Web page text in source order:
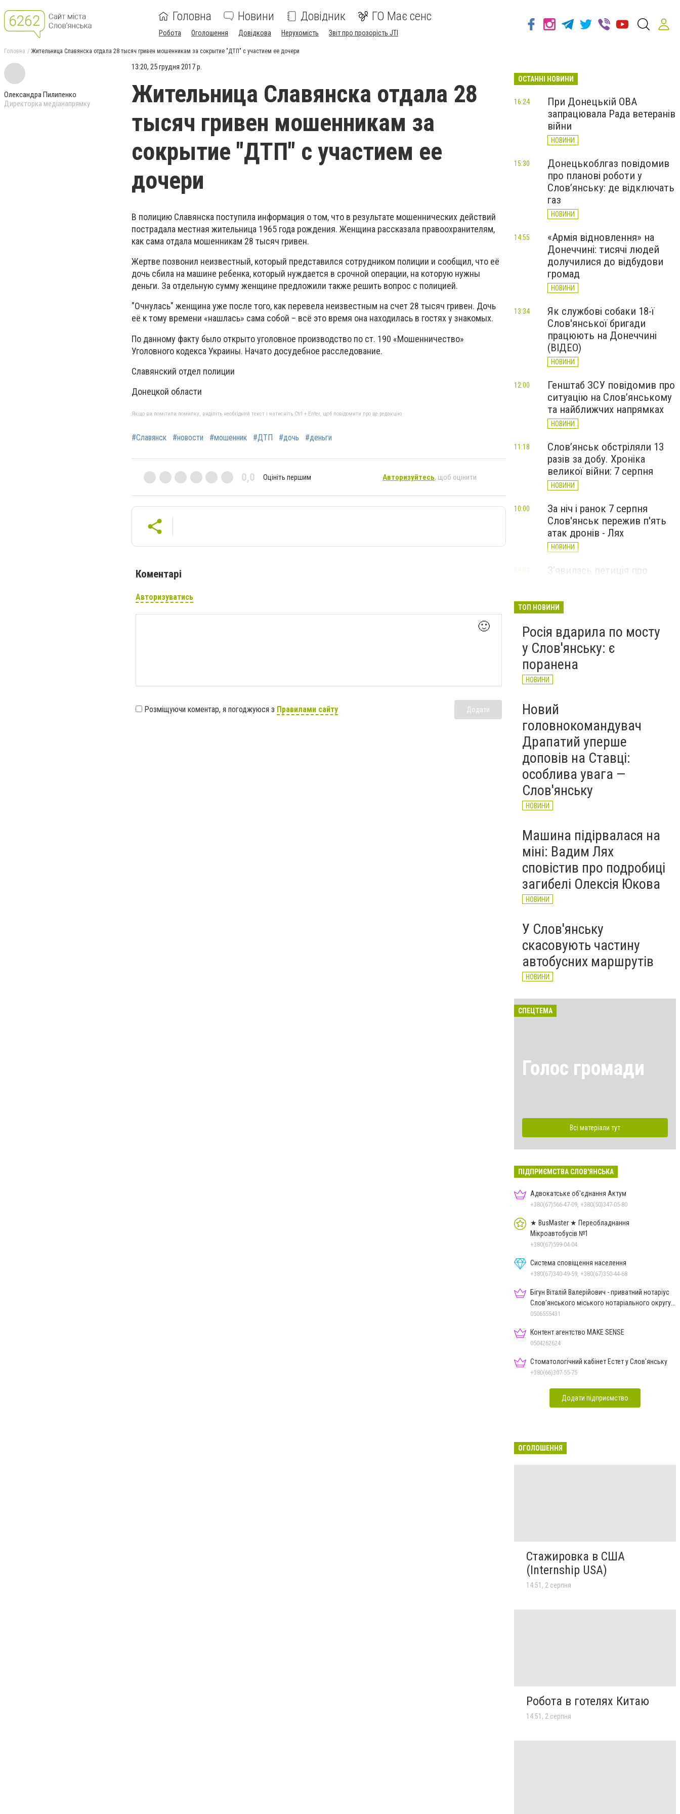
Головна Новини Довідник ГО Має сенс
Робота Оголошення Довідкова Нерухомість Звіт про прозорість JTI
Головна Жительница Славянска отдала 28 тысяч гривен мошенникам за сокрытие "ДТП" с участием ее дочери
Олександра Пилипенко
Директорка медіанапрямку
13:20, 25 грудня 2017 р.
Жительница Славянска отдала 28
тысяч гривен мошенникам за
сокрытие "ДТП" с участием ее
дочери
В полицию Славянска поступила информация о том, что в результате мошеннических действий
пострадала местная жительница 1965 года рождения. Женщина рассказала правоохранителям,
как сама отдала мошенникам 28 тысяч гривен.
Жертве позвонил неизвестный, который представился сотрудником полиции и сообщил, что её
дочь сбила на машине ребенка, который нуждается в срочной операции, на которую нужны
деньги. За отдельную сумму женщине предложили также решить вопрос с полицией.
"Очнулась" женщина уже после того, как перевела неизвестным на счет 28 тысяч гривен. Дочь
её к тому времени «нашлась» сама собой – всё это время она находилась в гостях у знакомых.
По данному факту было открыто уголовное производство по ст. 190 «Мошенничество»
Уголовного кодекса Украины. Начато досудебное расследование.
Славянский отдел полиции
Донецкой области
Якщо ви помітили помилку, виділіть необхідний текст і натисніть Ctrl + Enter, щоб повідомити про це редакцію
#Славянск #новости #мошенник #ДТП #дочь #деньги
0,0 Оцініть першим Авторизуйтесь, щоб оцінити
Коментарі
Авторизуватись
🙂
Розміщуючи коментар, я погоджуюся з Правилами сайту Додати
ОСТАННІ НОВИНИ
При Донецькій ОВА
запрацювала Рада ветеранів
війни
НОВИНИ
16:24
Донецькоблгаз повідомив
про планові роботи у
Слов’янську: де відключать
газ
НОВИНИ
15:30
«Армія відновлення» на
Донеччині: тисячі людей
долучилися до відбудови
громад
НОВИНИ
14:55
Як службові собаки 18-ї
Слов'янської бригади
працюють на Донеччині
(ВІДЕО)
НОВИНИ
13:34
Генштаб ЗСУ повідомив про
ситуацію на Слов’янському
та найближчих напрямках
НОВИНИ
12:00
Слов’янськ обстріляли 13
разів за добу. Хроніка
великої війни: 7 серпня
НОВИНИ
11:18
За ніч і ранок 7 серпня
Слов'янськ пережив п'ять
атак дронів - Лях
НОВИНИ
10:00
З’явилась петиція про
(посмертно)
09:02
ТОП НОВИНИ
Росія вдарила по мосту
у Слов'янську: є
поранена
НОВИНИ
Новий
головнокомандувач
Драпатий уперше
доповів на Ставці:
особлива увага —
Слов'янську
НОВИНИ
Машина підірвалася на
міні: Вадим Лях
сповістив про подробиці
загибелі Олексія Юкова
НОВИНИ
У Слов'янську
скасовують частину
автобусних маршрутів
НОВИНИ
СПЕЦТЕМА
Голос громади
Всі матеріали тут
ПІДПРИЄМСТВА СЛОВ'ЯНСЬКА
Адвокатське об'єднання Актум
+380(67)566-47-09, +380(50)347-05-80
★ BusMaster ★ Переобладнання
Мікроавтобусів №1
+380(67)599-04-04
Система сповіщення населення
+380(67)340-49-59, +380(67)350-44-68
Бігун Віталій Валерійович - приватний нотаріус
Слов'янського міського нотаріального округу
Дон.обл.
0506555431
Контент агентство MAKE SENSE
0504262624
Стоматологічний кабінет Естет у Слов'янську
+380(66)307-55-75
Додати підприємство
ОГОЛОШЕННЯ
Стажировка в США
(Internship USA)
14:51, 2 серпня
Робота в готелях Китаю
14:51, 2 серпня